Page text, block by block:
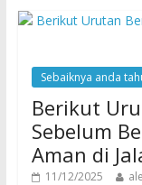
Sebaiknya anda
Berikut
Sebelum
Aman di
11/12/2025